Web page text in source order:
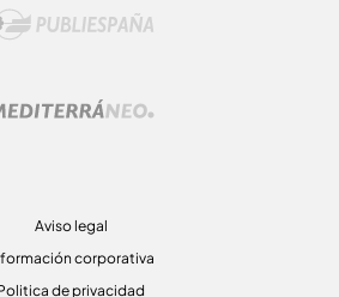
Aviso legal
corporativa
de privacidad